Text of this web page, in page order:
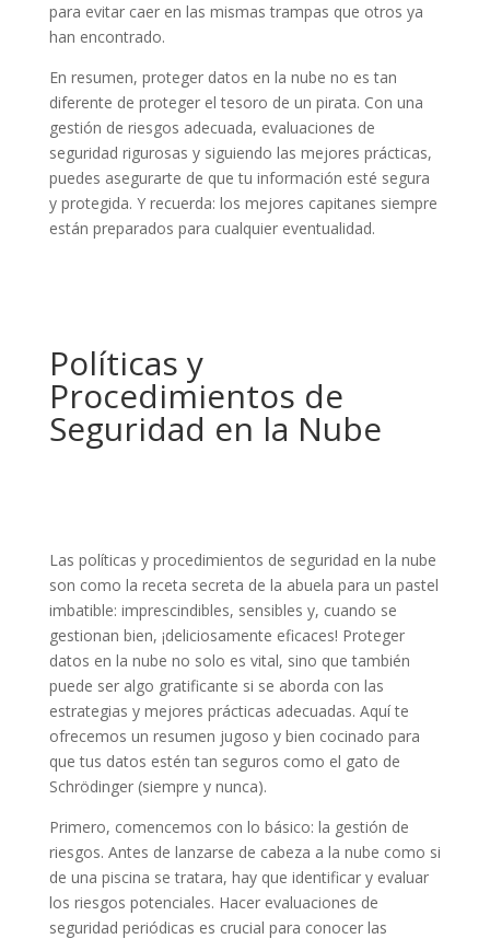
para evitar caer en las mismas trampas que otros ya
han encontrado.
En resumen, proteger datos en la nube no es tan
diferente de proteger el tesoro de un pirata. Con una
gestión de riesgos adecuada, evaluaciones de
seguridad rigurosas y siguiendo las mejores prácticas,
puedes asegurarte de que tu información esté segura
y protegida. Y recuerda: los mejores capitanes siempre
están preparados para cualquier eventualidad.
Políticas y
Procedimientos de
Seguridad en la Nube
Las políticas y procedimientos de seguridad en la nube
son como la receta secreta de la abuela para un pastel
imbatible: imprescindibles, sensibles y, cuando se
gestionan bien, ¡deliciosamente eficaces! Proteger
datos en la nube no solo es vital, sino que también
puede ser algo gratificante si se aborda con las
estrategias y mejores prácticas adecuadas. Aquí te
ofrecemos un resumen jugoso y bien cocinado para
que tus datos estén tan seguros como el gato de
Schrödinger (siempre y nunca).
Primero, comencemos con lo básico: la gestión de
riesgos. Antes de lanzarse de cabeza a la nube como si
de una piscina se tratara, hay que identificar y evaluar
los riesgos potenciales. Hacer evaluaciones de
seguridad periódicas es crucial para conocer las